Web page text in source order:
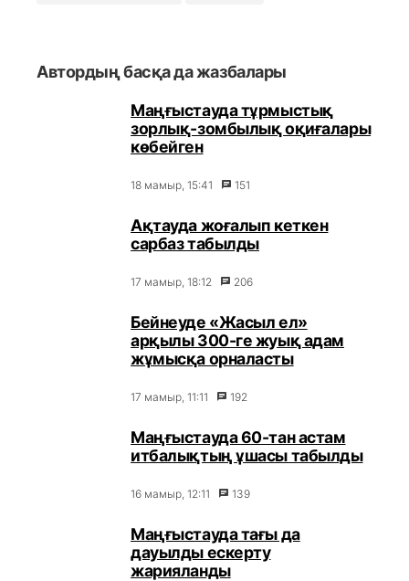
Автордың басқа да жазбалары
Маңғыстауда тұрмыстық
зорлық-зомбылық оқиғалары
көбейген
18 мамыр, 15:41 151
Ақтауда жоғалып кеткен
сарбаз табылды
17 мамыр, 18:12 206
Бейнеуде «Жасыл ел»
арқылы 300-ге жуық адам
жұмысқа орналасты
17 мамыр, 11:11 192
Маңғыстауда 60-тан астам
итбалықтың ұшасы табылды
16 мамыр, 12:11 139
Маңғыстауда тағы да
дауылды ескерту
жарияланды